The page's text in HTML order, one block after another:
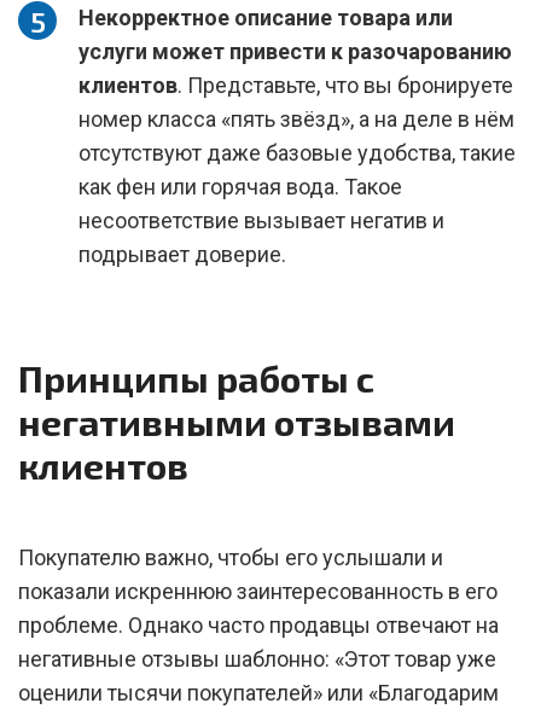
Некорректное описание товара или
услуги может привести к разочарованию
клиентов. Представьте, что вы бронируете
номер класса «пять звёзд», а на деле в нём
отсутствуют даже базовые удобства, такие
как фен или горячая вода. Такое
несоответствие вызывает негатив и
подрывает доверие.
Принципы работы с
негативными отзывами
клиентов
Покупателю важно, чтобы его услышали и
показали искреннюю заинтересованность в его
проблеме. Однако часто продавцы отвечают на
негативные отзывы шаблонно: «Этот товар уже
оценили тысячи покупателей» или «Благодарим